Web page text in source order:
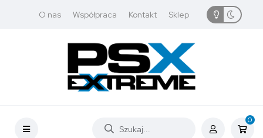
O nas Współpraca Kontakt Sklep
0